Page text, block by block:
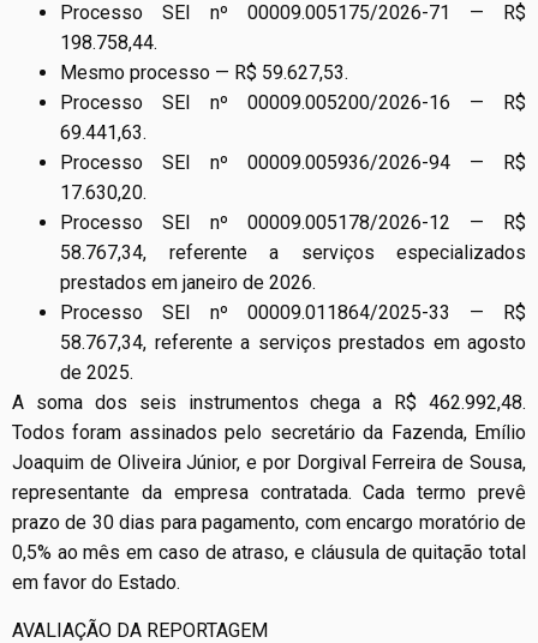
Processo SEI nº 00009.005175/2026-71 — R$
198.758,44.
Mesmo processo — R$ 59.627,53.
Processo SEI nº 00009.005200/2026-16 — R$
69.441,63.
Processo SEI nº 00009.005936/2026-94 — R$
17.630,20.
Processo SEI nº 00009.005178/2026-12 — R$
58.767,34, referente a serviços especializados
prestados em janeiro de 2026.
Processo SEI nº 00009.011864/2025-33 — R$
58.767,34, referente a serviços prestados em agosto
de 2025.
A soma dos seis instrumentos chega a R$ 462.992,48.
Todos foram assinados pelo secretário da Fazenda, Emílio
Joaquim de Oliveira Júnior, e por Dorgival Ferreira de Sousa,
representante da empresa contratada. Cada termo prevê
prazo de 30 dias para pagamento, com encargo moratório de
0,5% ao mês em caso de atraso, e cláusula de quitação total
em favor do Estado.
AVALIAÇÃO DA REPORTAGEM